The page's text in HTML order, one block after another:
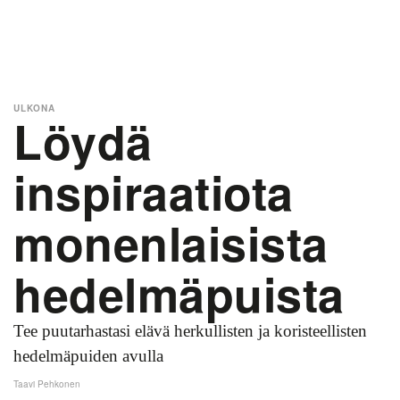
Löydä
inspiraatiota
monenlaisista
hedelmäpuista
Tee puutarhastasi elävä herkullisten ja koristeellisten
hedelmäpuiden avulla
ULKONA
Taavi Pehkonen